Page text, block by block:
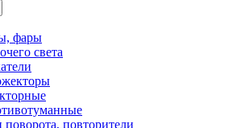
фары
света
поворота, повторители